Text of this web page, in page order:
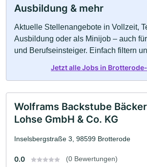
Ausbildung & mehr
Aktuelle Stellenangebote in Vollzeit,
Ausbildung oder als Minijob – auch
und Berufseinsteiger. Einfach filtern
Jetzt alle Jobs in
Wolframs Backstube
Lohse GmbH & Co. KG
Inselsbergstraße 3, 98599 Brotterode
0.0 (0 Bewertungen)